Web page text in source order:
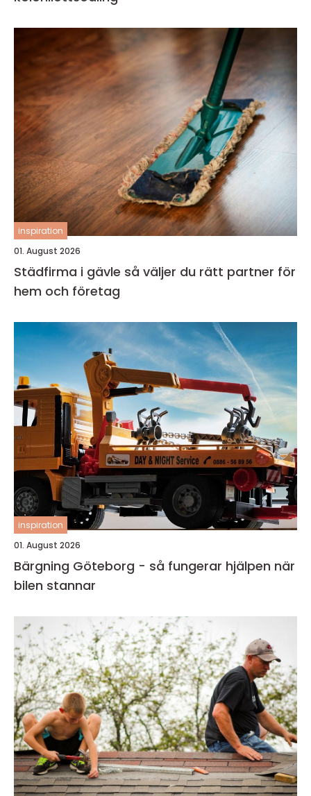
inspiration
01. August 2026
Städfirma i gävle så väljer du rätt partner för
hem och företag
inspiration
01. August 2026
Bärgning Göteborg - så fungerar hjälpen när
bilen stannar